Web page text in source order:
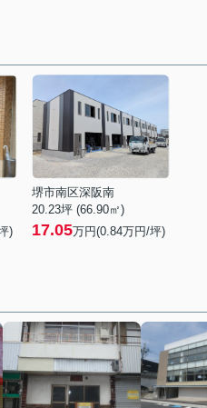
)
堺市南区深阪南
20.23坪 (66.90㎡)
17.05万円(0.84万円/坪)